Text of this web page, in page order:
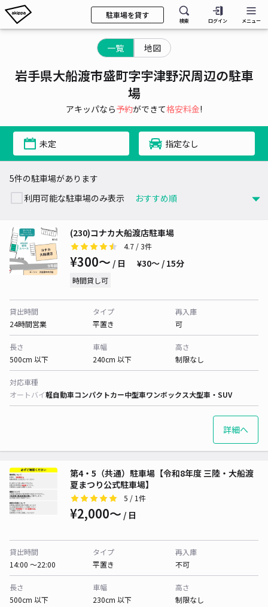
駐車場を貸す
検索 ログイン メニュー
一覧 地図
岩手県大船渡市盛町字宇津野沢周辺の駐車
場
アキッパなら予約ができて格安料金!
未定 指定なし
5件の駐車場があります
利用可能な駐車場のみ表示
(230)コナカ大船渡店駐車場
4.7 / 3件
¥300〜 / 日 ¥30〜 / 15分
時間貸し可
貸出時間
24時間営業
タイプ
平置き
再入庫
可
長さ
500cm 以下
車幅
240cm 以下
高さ
制限なし
対応車種
オートバイ軽自動車コンパクトカー中型車ワンボックス大型車・SUV
詳細へ
第4・5（共通）駐車場【令和8年度 三陸・大船渡
夏まつり公式駐車場】
5 / 1件
¥2,000〜 / 日
貸出時間
14:00 〜22:00
タイプ
平置き
再入庫
不可
長さ
500cm 以下
車幅
230cm 以下
高さ
制限なし